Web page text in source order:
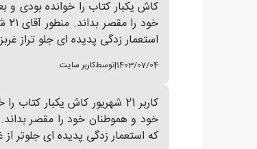
کاش یکبار کتاب را خوانده بودی
استعمار زدگی پدیده ای جلو تراز
1403/07/04
|توسطکاربر سایت
کاربر 21 شهریور کاش
خود و هموطنان خود را مقصر
که استعمار زدگی پدیده ای جلو‌تر